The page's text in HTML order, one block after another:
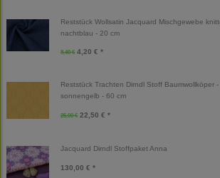
Reststück Wollsatin Jacquard Mischgewebe
nachtblau - 20 cm
8,40 € 4,20 € *
Reststück Trachten Dirndl Stoff Baumwollköper
sonnengelb - 60 cm
25,00 € 22,50 € *
Jacquard Dirndl Stoffpaket Anna
130,00 € *